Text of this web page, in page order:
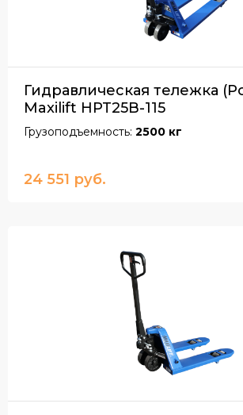
Гидравлическая тележка
Maxilift HPT25B-115
Грузоподъемность: 2500 кг
24 551 руб.